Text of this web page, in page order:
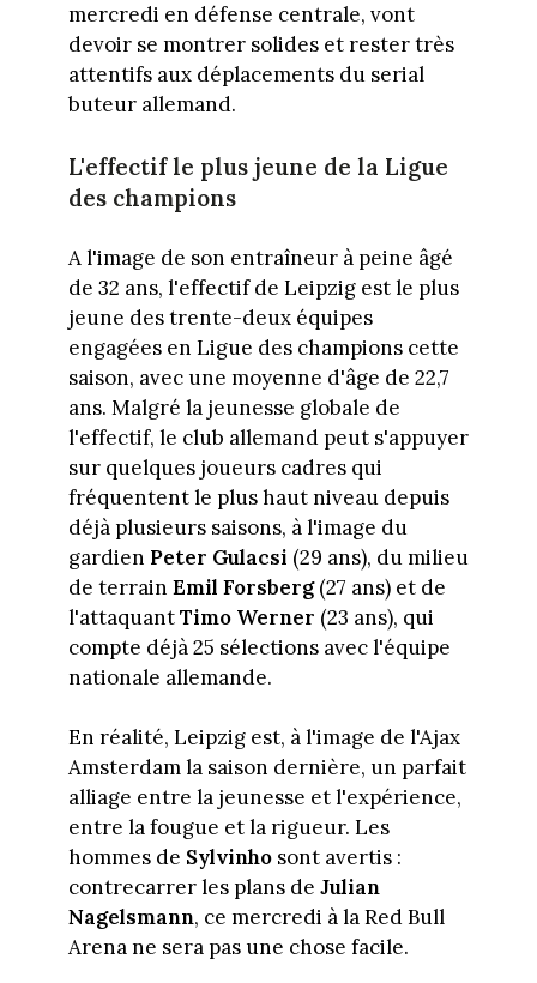
mercredi en défense centrale, vont
devoir se montrer solides et rester très
attentifs aux déplacements du serial
buteur allemand.
L'effectif le plus jeune de la Ligue
des champions
A l'image de son entraîneur à peine âgé
de 32 ans, l'effectif de Leipzig est le plus
jeune des trente-deux équipes
engagées en Ligue des champions cette
saison, avec une moyenne d'âge de 22,7
ans. Malgré la jeunesse globale de
l'effectif, le club allemand peut s'appuyer
sur quelques joueurs cadres qui
fréquentent le plus haut niveau depuis
déjà plusieurs saisons, à l'image du
gardien Peter Gulacsi (29 ans), du milieu
de terrain Emil Forsberg(27 ans) et de
l'attaquantTimo Werner (23 ans), qui
compte déjà 25 sélections avec l'équipe
nationale allemande.
En réalité, Leipzig est, à l'image de l'Ajax
Amsterdam la saison dernière, un parfait
alliage entre la jeunesse et l'expérience,
entre la fougue et la rigueur. Les
hommes de Sylvinhosont avertis :
contrecarrer les plans de Julian
Nagelsmann, ce mercredi à la Red Bull
Arena ne sera pas une chose facile.